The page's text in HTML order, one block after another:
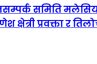
समिति
क्षेत्री प्रवक्ता र